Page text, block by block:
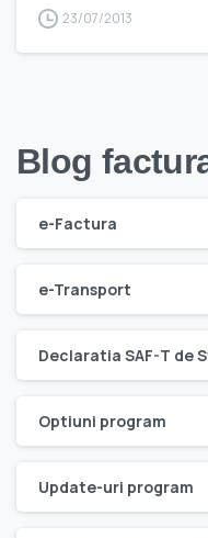
23/07/2013
Blog
e-Factura
e-Transport
Declaratia SAF-T de
Optiuni program
Update-uri program